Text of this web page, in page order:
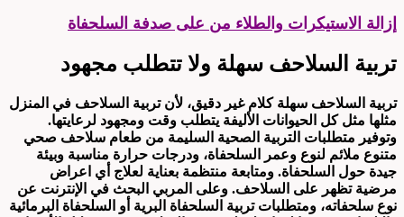
إزالة الاستيكرات والطلاء من على صدفة السلحفاة
تربية السلاحف سهلة ولا تتطلب مجهود
تربية السلاحف سهلة كلام غير دقيق، لأن تربية السلاحف في المنزل
مثلها مثل كل الحيوانات الأليفة يتطلب وقت ومجهود لرعايتها.
وتوفير متطلبات التربية الصحية السليمة من طعام سلاحف صحي
متنوع ملائم لنوع وعمر السلحفاة، ودرجات حرارة مناسبة وبيئة
جيدة حول السلحفاة. ومتابعة منتظمة بعناية لعلاج أي اعراض
مرضية تظهر على السلاحف. وعلى المربي البحث في الإنترنت عن
نوع سلحفاته، ومتطلبات تربية السلحفاة البرية أو السلحفاة البرمائية